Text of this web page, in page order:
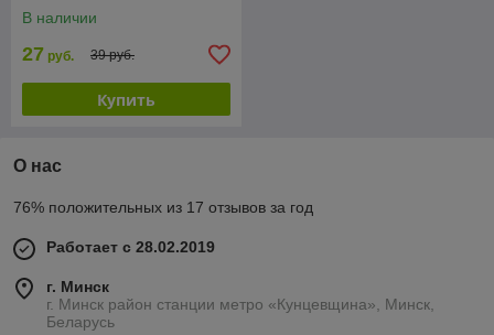
В наличии
27 руб. 39 руб.
Купить
О нас
76% положительных из 17 отзывов за год
Работает с 28.02.2019
г. Минск
г. Минск район станции метро «Кунцевщина», Минск,
Беларусь